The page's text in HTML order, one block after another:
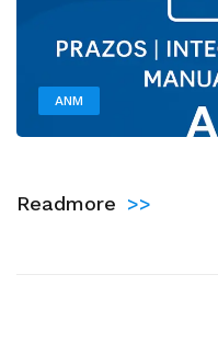
ANM
Administrador
Readmore >>